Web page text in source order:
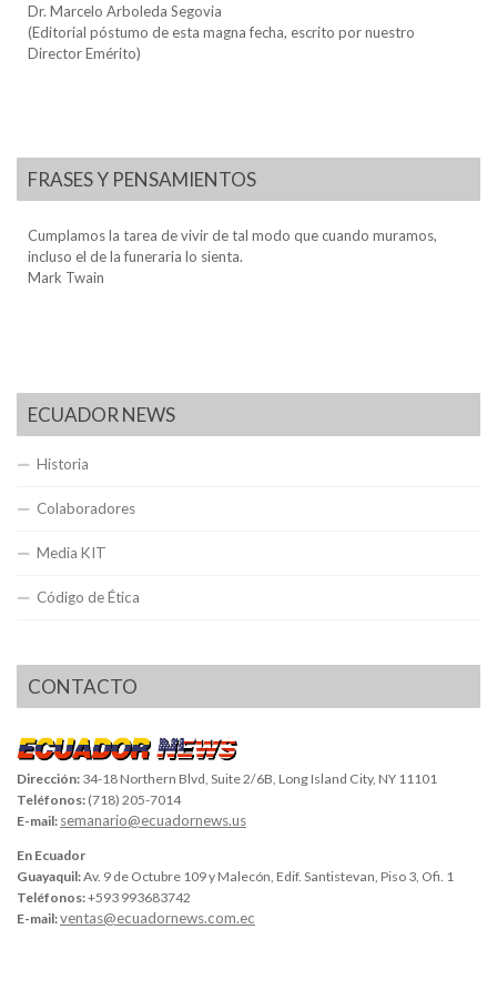
Dr. Marcelo Arboleda Segovia
(Editorial póstumo de esta magna fecha, escrito por nuestro
Director Emérito)
FRASES Y PENSAMIENTOS
Cumplamos la tarea de vivir de tal modo que cuando muramos,
incluso el de la funeraria lo sienta.
Mark Twain
ECUADOR NEWS
Historia
Colaboradores
Media KIT
Código de Ética
CONTACTO
Dirección: 34-18 Northern Blvd, Suite 2/6B, Long Island City, NY 11101
Teléfonos: (718) 205-7014
E-mail: semanario@ecuadornews.us
En Ecuador
Guayaquil:Av. 9 de Octubre 109 y Malecón, Edif. Santistevan, Piso 3, Ofi. 1
Teléfonos:+593 993683742
E-mail:ventas@ecuadornews.com.ec